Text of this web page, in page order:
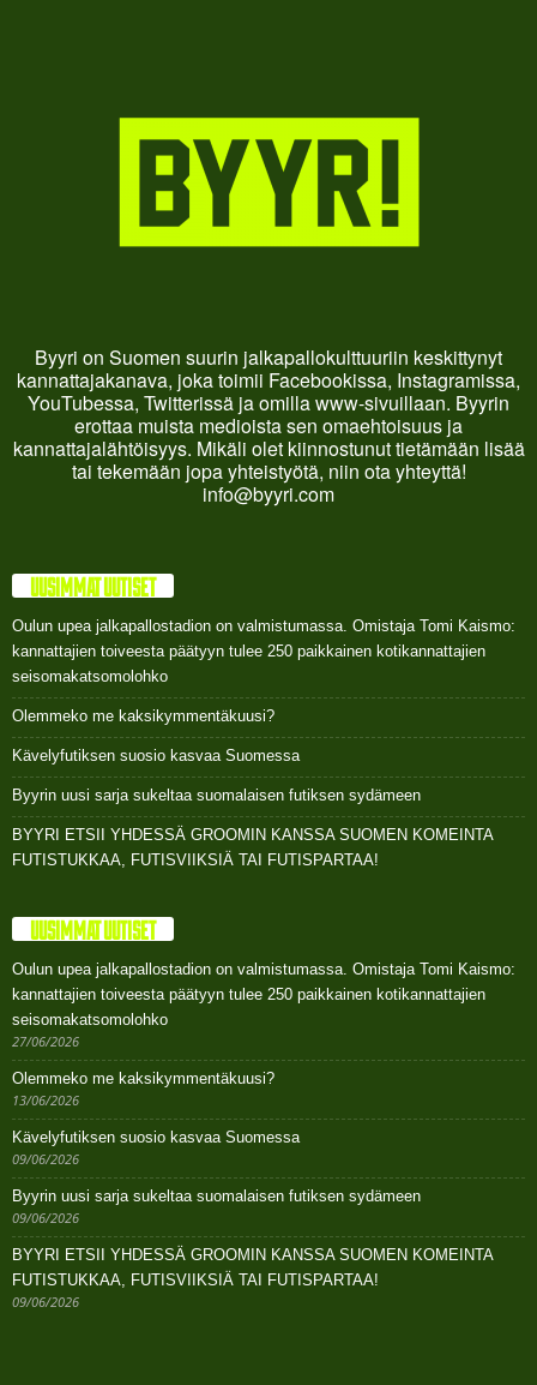
Byyri on Suomen suurin jalkapallokulttuuriin keskittynyt
kannattajakanava, joka toimii Facebookissa, Instagramissa,
YouTubessa, Twitterissä ja omilla www-sivuillaan. Byyrin
erottaa muista medioista sen omaehtoisuus ja
kannattajalähtöisyys. Mikäli olet kiinnostunut tietämään lisää
tai tekemään jopa yhteistyötä, niin ota yhteyttä!
info@byyri.com
UUSIMMAT UUTISET
Oulun upea jalkapallostadion on valmistumassa. Omistaja Tomi Kaismo:
kannattajien toiveesta päätyyn tulee 250 paikkainen kotikannattajien
seisomakatsomolohko
Olemmeko me kaksikymmentäkuusi?
Kävelyfutiksen suosio kasvaa Suomessa
Byyrin uusi sarja sukeltaa suomalaisen futiksen sydämeen
BYYRI ETSII YHDESSÄ GROOMIN KANSSA SUOMEN KOMEINTA
FUTISTUKKAA, FUTISVIIKSIÄ TAI FUTISPARTAA!
UUSIMMAT UUTISET
Oulun upea jalkapallostadion on valmistumassa. Omistaja Tomi Kaismo:
kannattajien toiveesta päätyyn tulee 250 paikkainen kotikannattajien
seisomakatsomolohko
27/06/2026
Olemmeko me kaksikymmentäkuusi?
13/06/2026
Kävelyfutiksen suosio kasvaa Suomessa
09/06/2026
Byyrin uusi sarja sukeltaa suomalaisen futiksen sydämeen
09/06/2026
BYYRI ETSII YHDESSÄ GROOMIN KANSSA SUOMEN KOMEINTA
FUTISTUKKAA, FUTISVIIKSIÄ TAI FUTISPARTAA!
09/06/2026